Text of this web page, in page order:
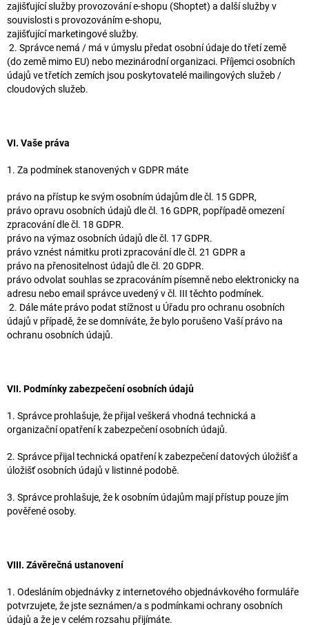
zajišťující služby provozování e-shopu (Shoptet) a další služby v
souvislosti s provozováním e-shopu,
zajišťující marketingové služby.
2. Správce nemá / má v úmyslu předat osobní údaje do třetí země
(do země mimo EU) nebo mezinárodní organizaci. Příjemci osobních
údajů ve třetích zemích jsou poskytovatelé mailingových služeb /
cloudových služeb.
VI. Vaše práva
1. Za podmínek stanovených v GDPR máte
právo na přístup ke svým osobním údajům dle čl. 15 GDPR,
právo opravu osobních údajů dle čl. 16 GDPR, popřípadě omezení
zpracování dle čl. 18 GDPR.
právo na výmaz osobních údajů dle čl. 17 GDPR.
právo vznést námitku proti zpracování dle čl. 21 GDPR a
právo na přenositelnost údajů dle čl. 20 GDPR.
právo odvolat souhlas se zpracováním písemně nebo elektronicky na
adresu nebo email správce uvedený v čl. III těchto podmínek.
2. Dále máte právo podat stížnost u Úřadu pro ochranu osobních
údajů v případě, že se domníváte, že bylo porušeno Vaší právo na
ochranu osobních údajů.
VII. Podmínky zabezpečení osobních údajů
1. Správce prohlašuje, že přijal veškerá vhodná technická a
organizační opatření k zabezpečení osobních údajů.
2. Správce přijal technická opatření k zabezpečení datových úložišť a
úložišť osobních údajů v listinné podobě.
3. Správce prohlašuje, že k osobním údajům mají přístup pouze jím
pověřené osoby.
VIII. Závěrečná ustanovení
1. Odesláním objednávky z internetového objednávkového formuláře
potvrzujete, že jste seznámen/a s podmínkami ochrany osobních
údajů a že je v celém rozsahu přijímáte.